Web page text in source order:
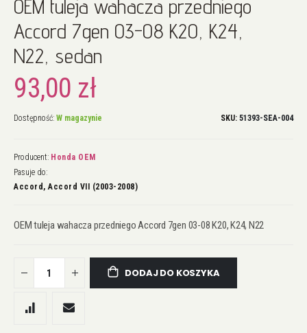
początek
galerii
OEM tuleja wahacza przedniego
Accord 7gen 03-08 K20, K24,
N22, sedan
93,00 zł
Dostępność: W magazynie SKU 51393-SEA-004
Producent: Honda OEM
Pasuje do:
Accord, Accord VII (2003-2008)
OEM tuleja wahacza przedniego Accord 7gen 03-08 K20, K24, N22
DODAJ DO KOSZYKA